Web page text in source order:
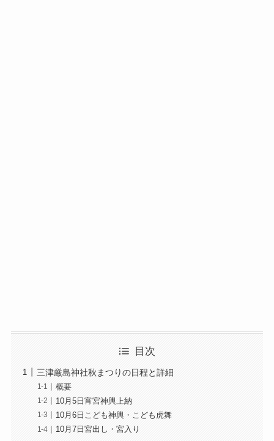
目次
三津厳島神社秋まつりの日程と詳細
概要
10月5日宵宮神輿上納
10月6日こども神輿・こども虎舞
10月7日宮出し・宮入り